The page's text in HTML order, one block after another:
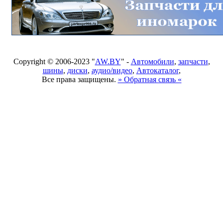
Copyright © 2006-2023 "AW.BY" - Автомобили, запчасти,
шины, диски, аудио/видео, Автокаталог,
Все права защищены. » Обратная связь «